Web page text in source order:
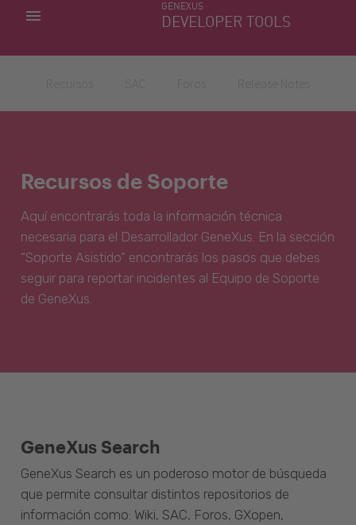
GENEXUS
DEVELOPER TOOLS
MIS APLICACIONES
Recursos de Soporte
Aquí encontrarás toda la información técnica
necesaria para el Desarrollador GeneXus. En la sección
“Soporte Asistido” encontrarás los pasos que debes
seguir para reportar incidentes al Equipo de Soporte
de GeneXus.
GeneXus Search
GeneXus Search es un poderoso motor de búsqueda
que permite consultar distintos repositorios de
información como: Wiki, SAC, Foros, GXopen,